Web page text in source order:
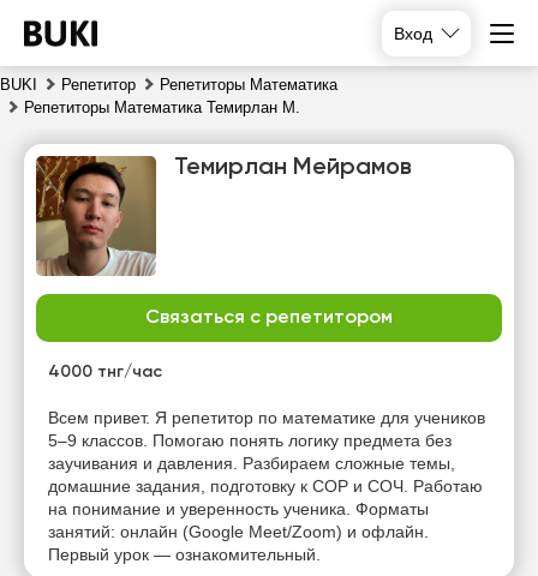
Вход
BUKI Репетитор
Репетиторы Математика
Репетиторы Математика Темирлан М.
Темирлан Мейрамов
Связаться с репетитором
4000 тнг/час
Всем привет. Я репетитор по математике для учеников
5–9 классов. Помогаю понять логику предмета без
заучивания и давления. Разбираем сложные темы,
домашние задания, подготовку к СОР и СОЧ. Работаю
на понимание и уверенность ученика. Форматы
занятий: онлайн (Google Meet/Zoom) и офлайн.
Первый урок — ознакомительный.
пн
вт
20:00
20:30
21:00
Нет
свободных
часов
Нет
свободных
часов
Нет
свободных
часов